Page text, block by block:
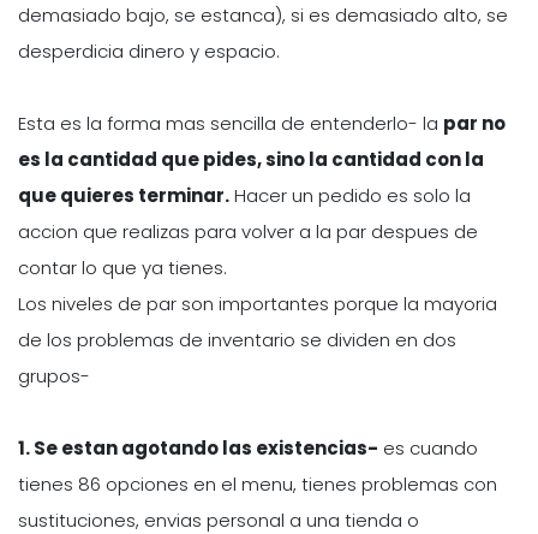
demasiado bajo, se estanca), si es demasiado alto, se
desperdicia dinero y espacio.
Esta es la forma mas sencilla de entenderlo- la par no
es la cantidad que pides, sino la cantidad con la
que quieres terminar.Hacer un pedido es solo la
accion que realizas para volver a la par despues de
contar lo que ya tienes.
Los niveles de par son importantes porque la mayoria
de los problemas de inventario se dividen en dos
grupos-
1. Se estan agotando las existencias- es cuando
tienes 86 opciones en el menu, tienes problemas con
sustituciones, envias personal a una tienda o